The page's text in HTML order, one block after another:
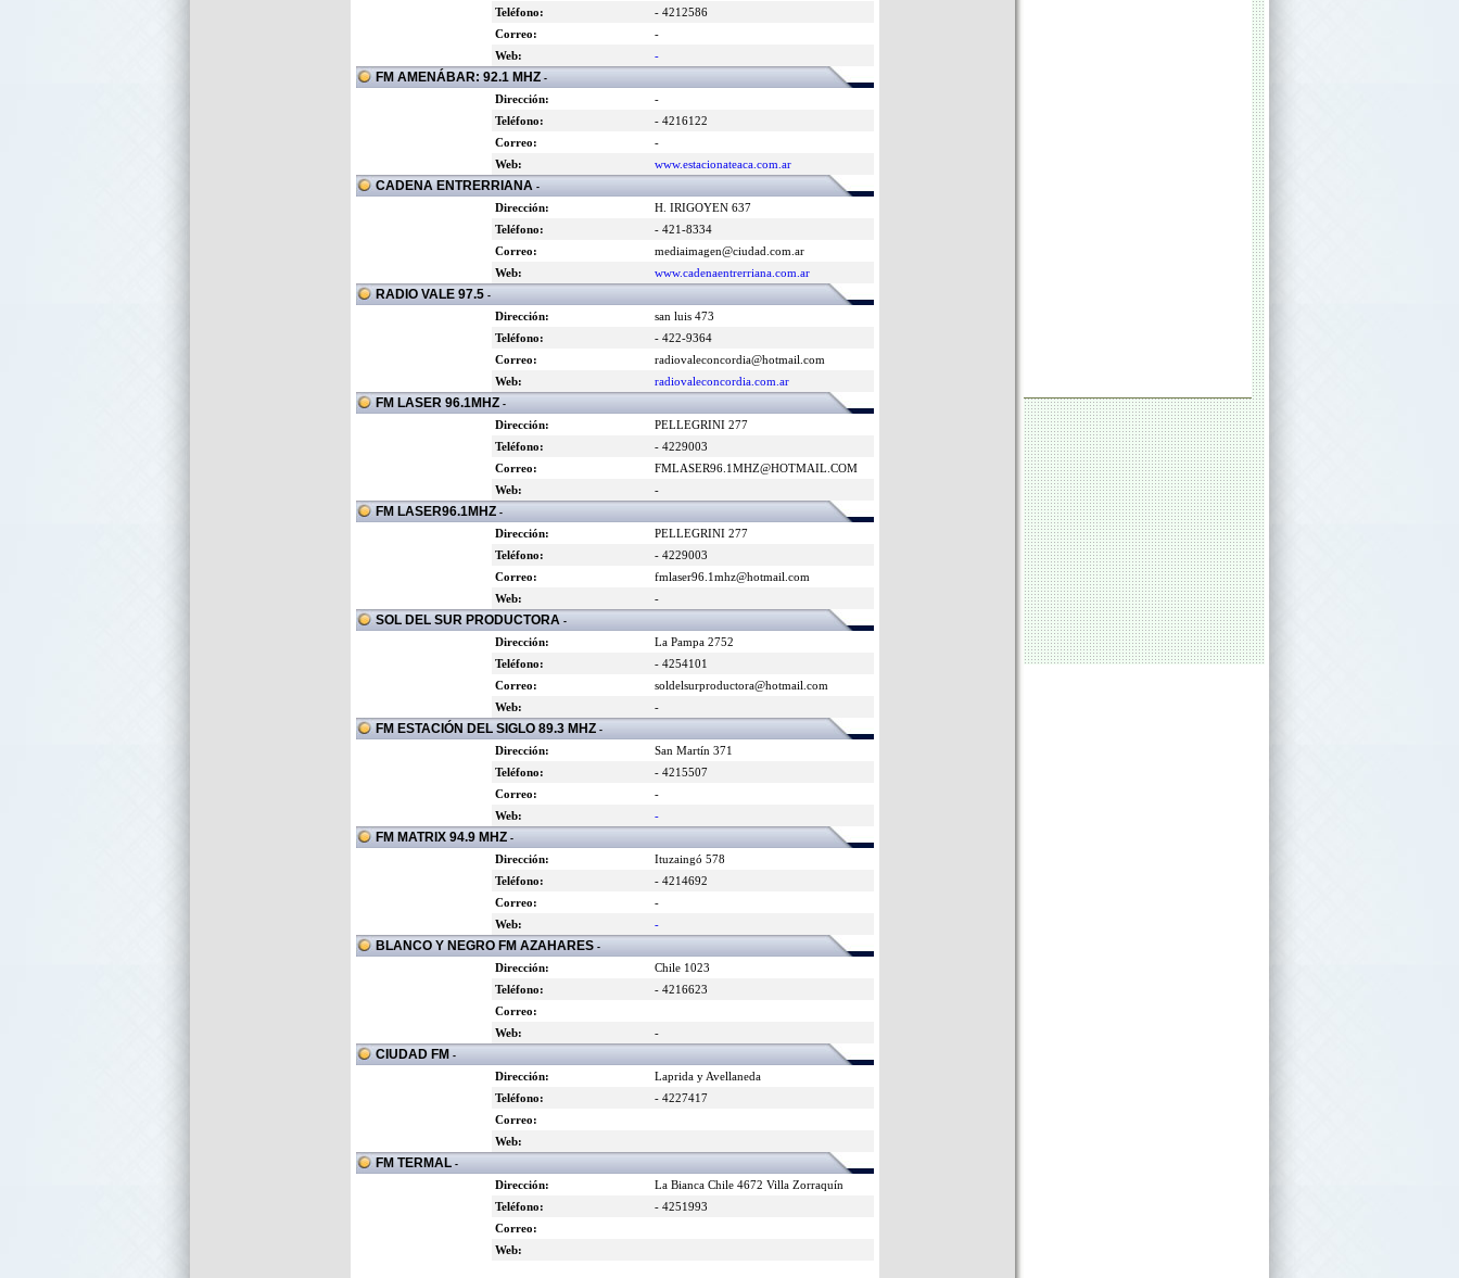
Teléfono:
- 4212586
Correo:
-
Web:
-
FM AMENÁBAR: 92.1 MHZ -
Dirección:
-
Teléfono:
- 4216122
Correo:
-
Web:
www.estacionateaca.com.ar
CADENA ENTRERRIANA -
Dirección:
H. IRIGOYEN 637
Teléfono:
- 421-8334
Correo:
mediaimagen@ciudad.com.ar
Web:
www.cadenaentrerriana.com.ar
RADIO VALE 97.5 -
Dirección:
san luis 473
Teléfono:
- 422-9364
Correo:
radiovaleconcordia@hotmail.com
Web:
radiovaleconcordia.com.ar
FM LASER 96.1MHZ -
Dirección:
PELLEGRINI 277
Teléfono:
- 4229003
Correo:
FMLASER96.1MHZ@HOTMAIL.COM
Web:
-
FM LASER96.1MHZ -
Dirección:
PELLEGRINI 277
Teléfono:
- 4229003
Correo:
fmlaser96.1mhz@hotmail.com
Web:
-
SOL DEL SUR PRODUCTORA -
Dirección:
La Pampa 2752
Teléfono:
- 4254101
Correo:
soldelsurproductora@hotmail.com
Web:
-
FM ESTACIÓN DEL SIGLO 89.3 MHZ -
Dirección:
San Martín 371
Teléfono:
- 4215507
Correo:
-
Web:
-
FM MATRIX 94.9 MHZ -
Dirección:
Ituzaingó 578
Teléfono:
- 4214692
Correo:
-
Web:
-
BLANCO Y NEGRO FM AZAHARES -
Dirección:
Chile 1023
Teléfono:
- 4216623
Correo:
Web:
-
CIUDAD FM -
Dirección:
Laprida y Avellaneda
Teléfono:
- 4227417
Correo:
Web:
FM TERMAL -
Dirección:
La Bianca Chile 4672 Villa Zorraquín
Teléfono:
- 4251993
Correo:
Web: